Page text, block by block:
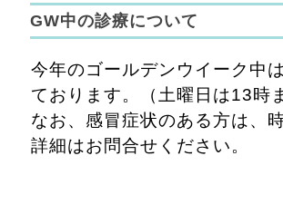
GW中の診療について
今年のゴールデンウイーク中は
ております。（土曜日は13時
なお、感冒症状のある方は、
詳細はお問合せください。